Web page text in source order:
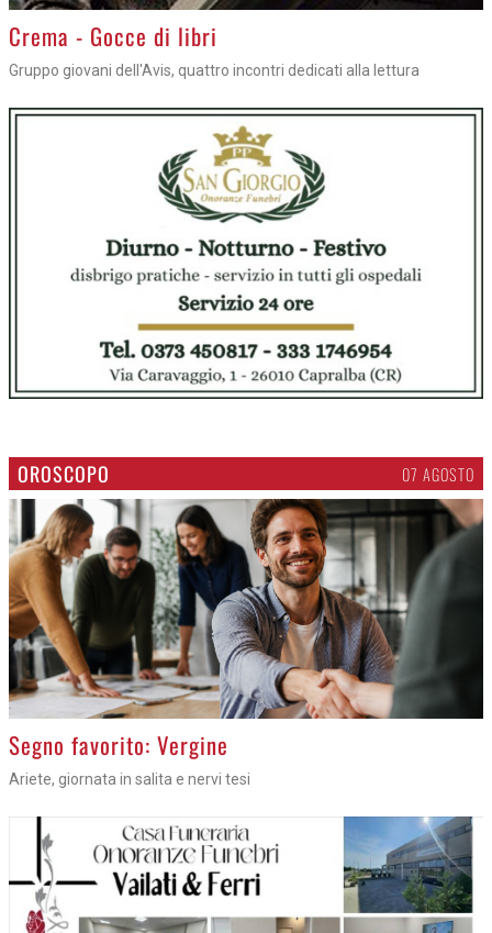
Crema - Gocce di libri
Gruppo giovani dell'Avis, quattro incontri dedicati alla lettura
OROSCOPO 07 AGOSTO
>
Segno favorito: Vergine
Ariete, giornata in salita e nervi tesi